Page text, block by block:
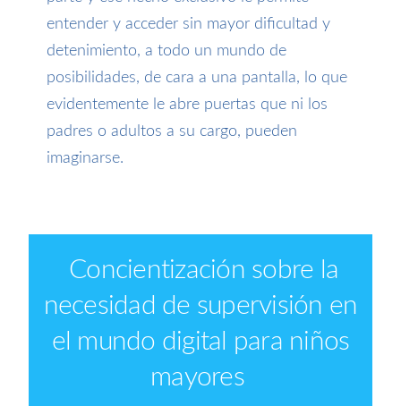
entendery acceder sin mayor dificultad y
detenimiento, a todo un mundo de
posibilidades, de cara a una pantalla, l o que
evidentemente le abre puertas que ni los
padres o adultos a su cargo, pueden
imaginarse.
Concientización sobre la
necesidad de supervisión en
el mundo digital para niños
mayores